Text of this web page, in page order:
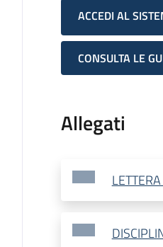
ACCEDI AL
CONSULTA LE
Allegati